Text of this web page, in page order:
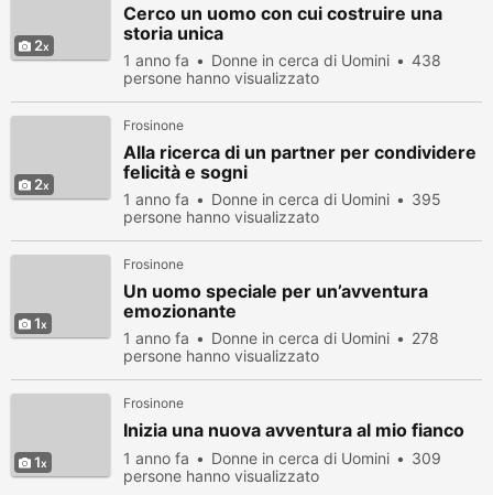
2
Cerco un uomo con cui costruire una
storia unica
1 anno fa Donne in cerca di Uomini
438
persone hanno visualizzato
2
Frosinone
Alla ricerca di un partner per condividere
felicità e sogni
1 anno fa Donne in cerca di Uomini
395
persone hanno visualizzato
1
Frosinone
Un uomo speciale per un’avventura
emozionante
1 anno fa Donne in cerca di Uomini
278
persone hanno visualizzato
1
Frosinone
Inizia una nuova avventura al mio fianco
1 anno fa Donne in cerca di Uomini
309
persone hanno visualizzato